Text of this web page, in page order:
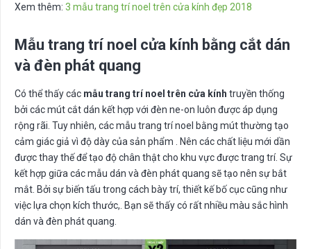
Xem thêm: 3 mẫu trang trí noel trên cửa kính đẹp 2018
Mẫu trang trí noel cửa kính bằng cắt dán
và đèn phát quang
Có thể thấy các mẫu trang trí noel trên cửa kính truyền thống
bởi các mút cắt dán kết hợp với đèn ne-on luôn được áp dụng
rộng rãi. Tuy nhiên, các mẫu trang trí noel bằng mút thường tạo
cảm giác giả vì độ dày của sản phẩm . Nên các chất liệu mới dần
được thay thế để tạo độ chân thật cho khu vực được trang trí. Sự
kết hợp giữa các mẫu dán và đèn phát quang sẽ tạo nên sự bắt
mắt. Bởi sự biến tấu trong cách bày trí, thiết kế bố cục cũng như
việc lựa chọn kích thước,. Bạn sẽ thấy có rất nhiều màu sắc hình
dán và đèn phát quang.